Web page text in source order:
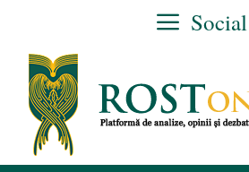
conținut
Social